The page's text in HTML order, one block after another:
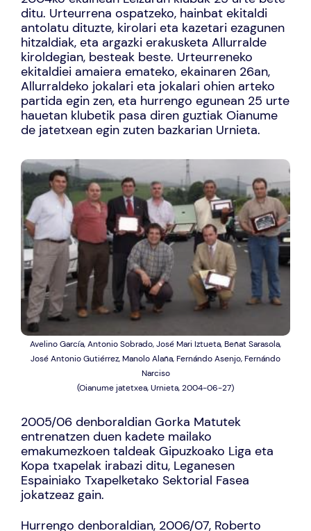
ditu. Urteurrena ospatzeko, hainbat ekitaldi
antolatu dituzte, kirolari eta kazetari ezagunen
hitzaldiak, eta argazki erakusketa Allurralde
kiroldegian, besteak beste. Urteurreneko
ekitaldiei amaiera emateko, ekainaren 26an,
Allurraldeko jokalari eta jokalari ohien arteko
partida egin zen, eta hurrengo egunean 25 urte
hauetan klubetik pasa diren guztiak Oianume
de jatetxean egin zuten bazkarian Urnieta.
Avelino García, Antonio Sobrado, José Mari Iztueta, Beñat Sarasola,
José Antonio Gutiérrez, Manolo Alaña, Fernándo Asenjo, Fernándo
Narciso
(Oianume jatetxea, Urnieta, 2004-06-27)
2005/06 denboraldian Gorka Matutek
entrenatzen duen kadete mailako
emakumezkoen taldeak Gipuzkoako Liga eta
Kopa txapelak irabazi ditu, Leganesen
Espainiako Txapelketako Sektorial Fasea
jokatzeaz gain.
Hurrengo denboraldian, 2006/07, Roberto